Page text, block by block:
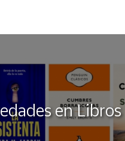
en Libros